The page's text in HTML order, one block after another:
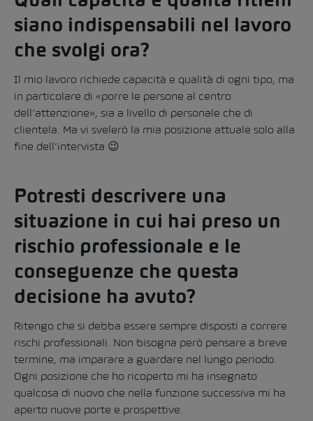
siano indispensabili nel lavoro
che svolgi ora?
Il mio lavoro richiede capacità e qualità di ogni tipo, ma
in particolare di «porre le persone al centro
dell’attenzione», sia a livello di personale che di
clientela. Ma vi svelerò la mia posizione attuale solo alla
fine dell’intervista 😉
Potresti descrivere una
situazione in cui hai preso un
rischio professionale e le
conseguenze che questa
decisione ha avuto?
Ritengo che si debba essere sempre disposti a correre
rischi professionali. Non bisogna però pensare a breve
termine, ma imparare a guardare nel lungo periodo.
Ogni posizione che ho ricoperto mi ha insegnato
qualcosa di nuovo che nella funzione successiva mi ha
aperto nuove porte e prospettive.